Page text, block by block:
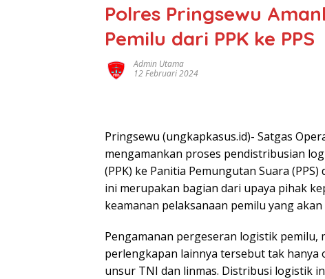
Polres Pringsewu
Pemilu dari PPK ke PPS
Admin Utama
12 Februari 2024
Pringsewu (ungkapkasus.id)- Satgas
mengamankan proses pendistribusian
(PPK) ke Panitia Pemungutan Suara
ini merupakan bagian dari upaya pihak
keamanan pelaksanaan pemilu yang
Pengamanan pergeseran logistik
perlengkapan lainnya tersebut tak
unsur TNI dan linmas. Distribusi logistik